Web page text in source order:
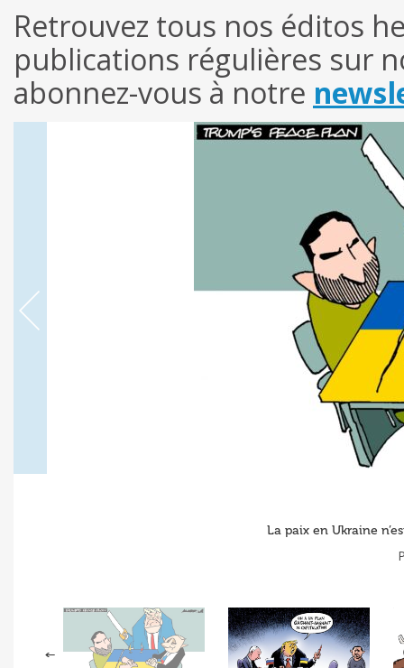
Retrouvez tous nos éditos
publications régulières sur
abonnez-vous à notre
La paix en Ukraine